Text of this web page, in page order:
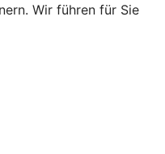
Wir führen für Sie